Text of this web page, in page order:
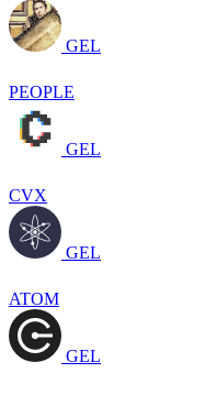
GEL
PEOPLE
GEL
CVX
GEL
ATOM
GEL